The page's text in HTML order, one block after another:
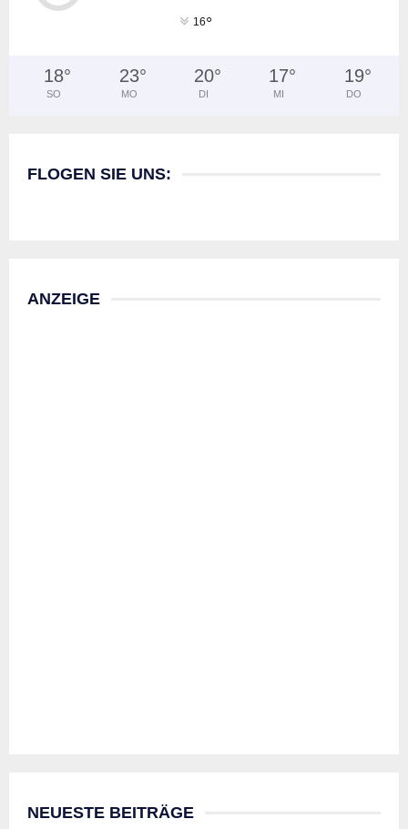
16°
18°
SO
23°
MO
20°
DI
17°
MI
19°
DO
FLOGEN SIE UNS:
ANZEIGE
NEUESTE BEITRÄGE